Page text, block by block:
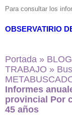
Para consultar los
OBSERVATIRIO
Portada»
TRABAJO »
Informes
provincial Por
45 años